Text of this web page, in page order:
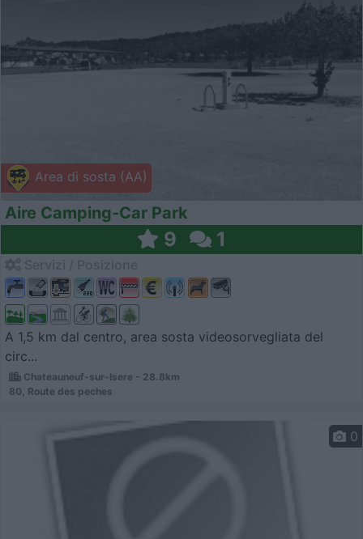
Area di sosta (AA)
Aire Camping-Car Park
9 1
A 1,5 km dal centro, area sosta videosorvegliata del
circ...
Chateauneuf-sur-Isere - 28.8km
80, Route des peches
0